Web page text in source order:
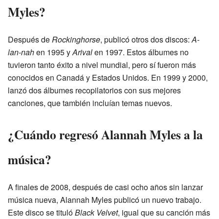
Myles?
Después deRockinghorse, publicó otros dos discos:A-
lan-nahen 1995 yArivalen 1997. Estos álbumes no
tuvieron tanto éxito a nivel mundial, pero sí fueron más
conocidos en Canadá y Estados Unidos. En 1999 y 2000,
lanzó dos álbumes recopilatorios con sus mejores
canciones, que también incluían temas nuevos.
¿Cuándo regresó Alannah Myles a la
música?
A finales de 2008, después de casi ocho años sin lanzar
música nueva, Alannah Myles publicó un nuevo trabajo.
Este disco se titulóBlack Velvet, igual que su canción más